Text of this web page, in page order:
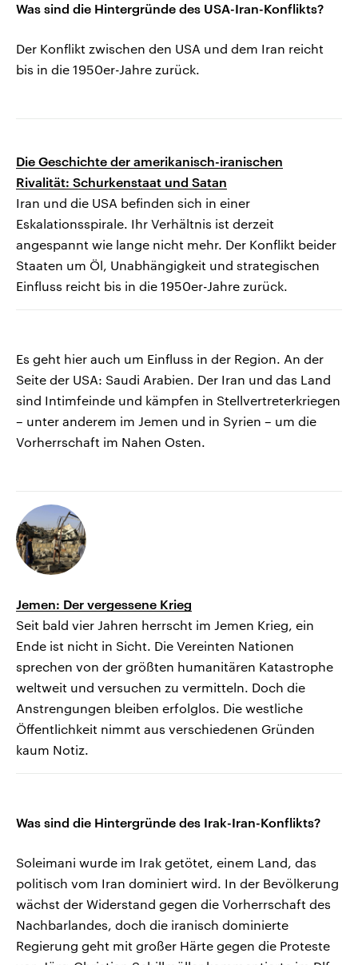
Was sind die Hintergründe des USA-Iran-Konflikts?
Der Konflikt zwischen den USA und dem Iran reicht
bis in die 1950er-Jahre zurück.
Die Geschichte der amerikanisch-iranischen
Rivalität: Schurkenstaat und Satan
Iran und die USA befinden sich in einer
Eskalationsspirale. Ihr Verhältnis ist derzeit
angespannt wie lange nicht mehr. Der Konflikt beider
Staaten um Öl, Unabhängigkeit und strategischen
Einfluss reicht bis in die 1950er-Jahre zurück.
Es geht hier auch um Einfluss in der Region. An der
Seite der USA: Saudi Arabien. Der Iran und das Land
sind Intimfeinde und kämpfen in Stellvertreterkriegen
– unter anderem im Jemen und in Syrien – um die
Vorherrschaft im Nahen Osten.
Jemen: Der vergessene Krieg
Seit bald vier Jahren herrscht im Jemen Krieg, ein
Ende ist nicht in Sicht. Die Vereinten Nationen
sprechen von der größten humanitären Katastrophe
weltweit und versuchen zu vermitteln. Doch die
Anstrengungen bleiben erfolglos. Die westliche
Öffentlichkeit nimmt aus verschiedenen Gründen
kaum Notiz.
Was sind die Hintergründe des Irak-Iran-Konflikts?
Soleimani wurde im Irak getötet, einem Land, das
politisch vom Iran dominiert wird. In der Bevölkerung
wächst der Widerstand gegen die Vorherrschaft des
Nachbarlandes, doch die iranisch dominierte
Regierung geht mit großer Härte gegen die Proteste